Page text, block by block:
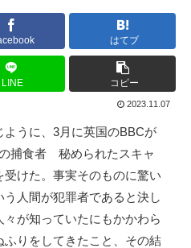
はてブ
LINE コピー
2023.11.07
うに、3月に英国のBBCが
捕食者 秘められたスキャ
けた。事実そのものに驚い
人間が犯罪者であると決し
が知っていたにもかかわら
りをしてきたこと、その結